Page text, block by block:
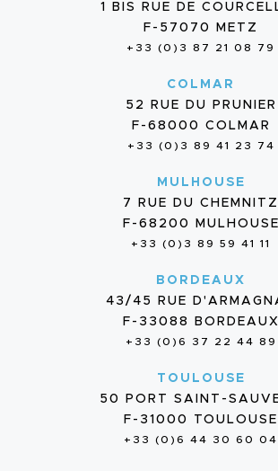
1 BIS RUE DE
F-57070 METZ
+33 (0)3 87 21 08 79
COLMAR
52 RUE DU PRUNIER
F-68000 COLMAR
+33 (0)3 89 41 23 74
MULHOUSE
7 RUE DU CHEMNITZ
F-68200 MULHOUSE
+33 (0)3 89 59 41 11
BORDEAUX
43/45 RUE
F-33088 BORDEAUX
+33 (0)6 37 22 44 89
TOULOUSE
50 PORT SAINT-
F-31000 TOULOUSE
+33 (0)6 44 30 60 04